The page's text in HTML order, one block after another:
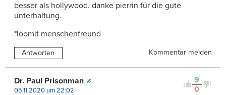
besser als hollywood. danke pierrin für die gute
unterhaltung.
*loomit menschenfreund
Antworten Kommentar melden
9
0
Dr. Paul Prisonman
05.11.2020 um 22:02